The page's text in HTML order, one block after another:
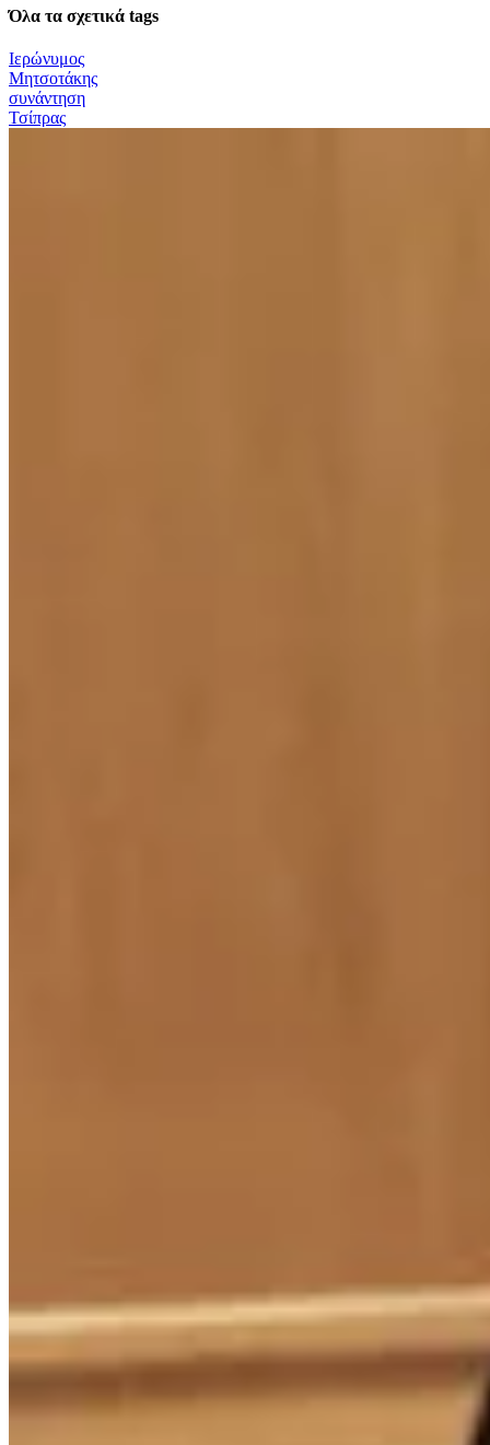
Όλα τα σχετικά tags
Ιερώνυμος
Μητσοτάκης
συνάντηση
Τσίπρας